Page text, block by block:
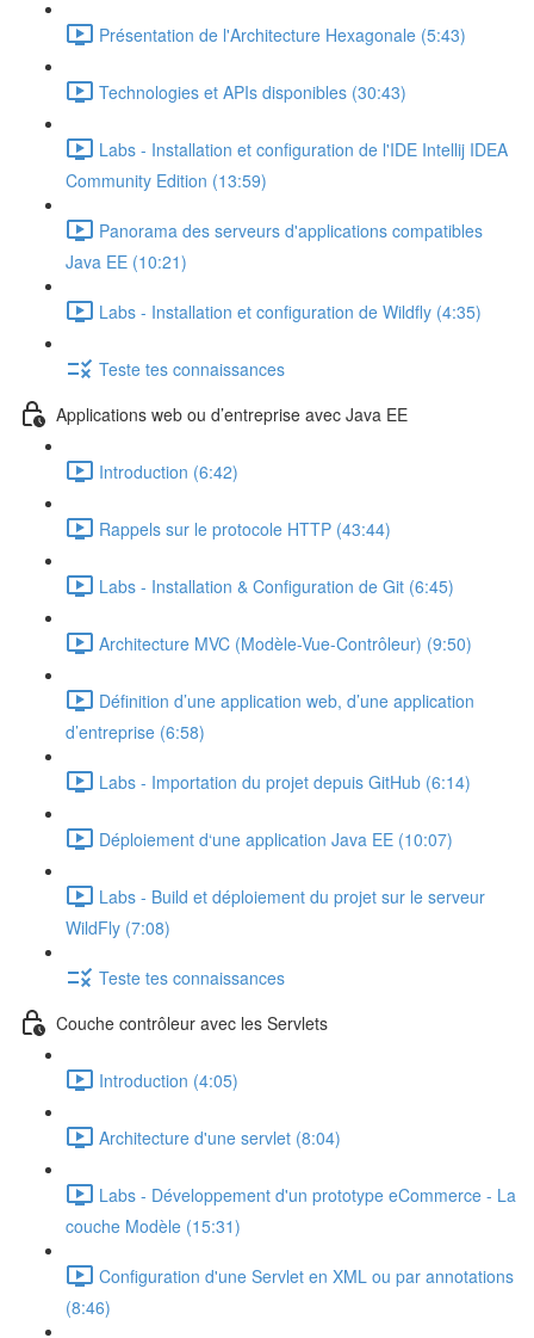
Présentation de l'Architecture Hexagonale (5:43)
Technologies et APIs disponibles (30:43)
Labs - Installation et configuration de l'IDE Intellij IDEA
Community Edition (13:59)
Panorama des serveurs d'applications compatibles
Java EE (10:21)
Labs - Installation et configuration de Wildfly (4:35)
Teste tes connaissances
Applications web ou d’entreprise avec Java EE
Introduction (6:42)
Rappels sur le protocole HTTP (43:44)
Labs - Installation & Configuration de Git (6:45)
Architecture MVC (Modèle-Vue-Contrôleur) (9:50)
Définition d’une application web, d’une application
d’entreprise (6:58)
Labs - Importation du projet depuis GitHub (6:14)
Déploiement d‘une application Java EE (10:07)
Labs - Build et déploiement du projet sur le serveur
WildFly (7:08)
Teste tes connaissances
Couche contrôleur avec les Servlets
Introduction (4:05)
Architecture d'une servlet (8:04)
Labs - Développement d'un prototype eCommerce - La
couche Modèle (15:31)
Configuration d'une Servlet en XML ou par annotations
(8:46)